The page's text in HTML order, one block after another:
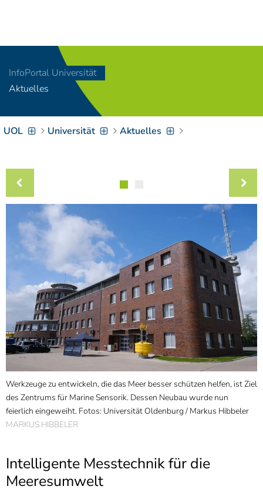
[Access-Key 8
Zum Inhalt springen
Zur Suche springen
[Access-Key 4]
Zur Hauptnavigation
Zielgruppennavigation
Zur
Brotkrumennavigation
springen
[Access-Key
]
Informationen zur
Barrierefreiheit
InfoPortal Universität
Aktuelles
UOL Universität Aktuelles
Werkzeuge zu entwickeln, die das Meer besser schützen helfen, ist Ziel
des Zentrums für Marine Sensorik. Dessen Neubau wurde nun
feierlich eingeweiht. Fotos: Universität Oldenburg / Markus Hibbeler
MARKUS HIBBELER
Intelligente Messtechnik für die
Meeresumwelt